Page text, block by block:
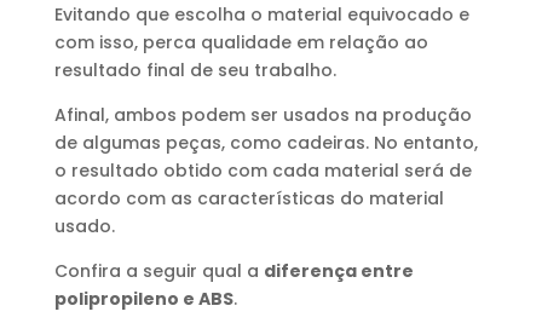
Evitando que escolha o material equivocado e
com isso, perca qualidade em relação ao
resultado final de seu trabalho.
Afinal, ambos podem ser usados na produção
de algumas peças, como cadeiras. No entanto,
o resultado obtido com cada material será de
acordo com as características do material
usado.
Confira a seguir qual a diferença entre
polipropileno e ABS.